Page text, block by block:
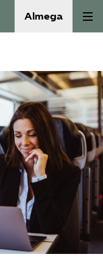
Almega